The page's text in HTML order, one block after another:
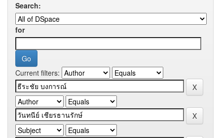
Search:
for
Current filters: